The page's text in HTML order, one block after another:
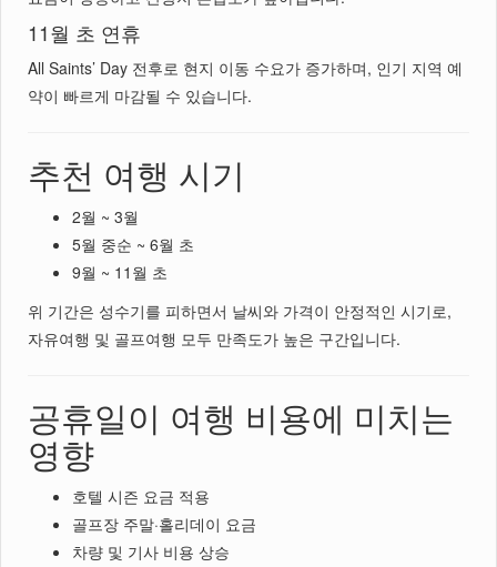
11월 초 연휴
All Saints’ Day 전후로 현지 이동 수요가 증가하며, 인기 지역 예
약이 빠르게 마감될 수 있습니다.
추천 여행 시기
2월 ~ 3월
5월 중순 ~ 6월 초
9월 ~ 11월 초
위 기간은 성수기를 피하면서 날씨와 가격이 안정적인 시기로,
자유여행 및 골프여행 모두 만족도가 높은 구간입니다.
공휴일이 여행 비용에 미치는
영향
호텔 시즌 요금 적용
골프장 주말·홀리데이 요금
차량 및 기사 비용 상승